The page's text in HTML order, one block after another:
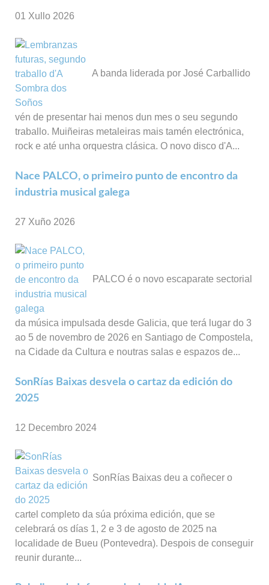
01 Xullo 2026
A banda liderada por José Carballido
vén de presentar hai menos dun mes o seu segundo
traballo. Muiñeiras metaleiras mais tamén electrónica,
rock e até unha orquestra clásica. O novo disco d'A...
Nace PALCO, o primeiro punto de encontro da
industria musical galega
27 Xuño 2026
PALCO é o novo escaparate sectorial
da música impulsada desde Galicia, que terá lugar do 3
ao 5 de novembro de 2026 en Santiago de Compostela,
na Cidade da Cultura e noutras salas e espazos de...
SonRías Baixas desvela o cartaz da edición do
2025
12 Decembro 2024
SonRías Baixas deu a coñecer o
cartel completo da súa próxima edición, que se
celebrará os días 1, 2 e 3 de agosto de 2025 na
localidade de Bueu (Pontevedra). Despois de conseguir
reunir durante...